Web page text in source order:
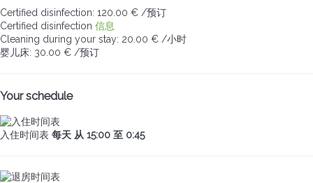
Certified disinfection: 120.00 € /预订
Certified disinfection 信息
Cleaning during your stay: 20.00 € /小时
婴儿床: 30.00 € /预订
Your schedule
入住时间表 每天 从 15:00 至 0:45